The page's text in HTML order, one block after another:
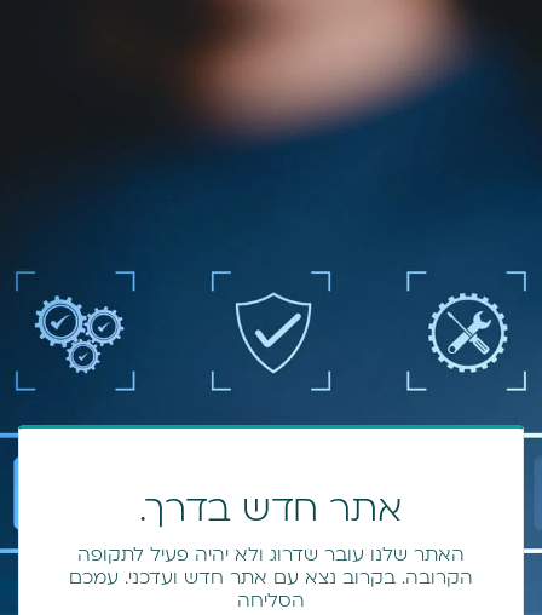
אתר חדש בדרך.
האתר שלנו עובר שדרוג ולא יהיה פעיל לתקופה
הקרובה. בקרוב נצא עם אתר חדש ועדכני. עמכם
הסליחה